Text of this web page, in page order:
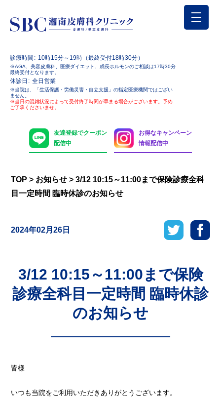
診療時間 10時15分～19時（最終受付18時30分）
※AGA、美容皮膚科、医療ダイエット、成長ホルモンのご相談は17時30分
最終受付となります。
休診日 全日営業
※当院は、「生活保護・労働災害・自立支援」の指定医療機関ではござい
ません。
※当日の混雑状況によって受付終了時間が早まる場合がございます。予め
ご了承くださいませ。
友達登録でクーポン
配信中
お得なキャンペーン
情報配信中
TOP > お知らせ >3/12 10:15～11:00まで保険診療全科
目一定時間 臨時休診のお知らせ
2024年02月26日
3/12 10:15～11:00まで保険
診療全科目一定時間 臨時休診
のお知らせ
皆様
いつも当院をご利用いただきありがとうございます。